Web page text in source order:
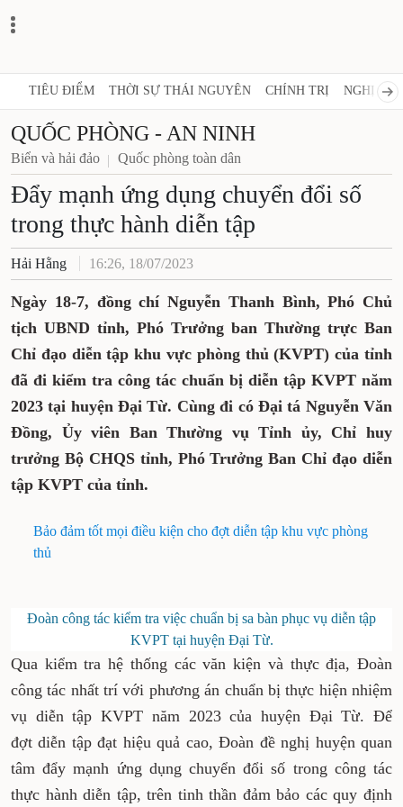
TIÊU ĐIỂM THỜI SỰ THÁI NGUYÊN CHÍNH TRỊ NGHỊ
QUỐC PHÒNG - AN NINH
Biển và hải đảo Quốc phòng toàn dân
Đẩy mạnh ứng dụng chuyển đổi số
trong thực hành diễn tập
Hải Hằng 16:26, 18/07/2023
Ngày 18-7, đồng chí Nguyễn Thanh Bình, Phó Chủ
tịch UBND tỉnh, Phó Trưởng ban Thường trực Ban
Chỉ đạo diễn tập khu vực phòng thủ (KVPT) của tỉnh
đã đi kiểm tra công tác chuẩn bị diễn tập KVPT năm
2023 tại huyện Đại Từ. Cùng đi có Đại tá Nguyễn Văn
Đồng, Ủy viên Ban Thường vụ Tỉnh ủy, Chỉ huy
trưởng Bộ CHQS tỉnh, Phó Trưởng Ban Chỉ đạo diễn
tập KVPT của tỉnh.
Bảo đảm tốt mọi điều kiện cho đợt diễn tập khu vực phòng
thủ
Đoàn công tác kiểm tra việc chuẩn bị sa bàn phục vụ diễn tập
KVPT tại huyện Đại Từ.
Qua kiểm tra hệ thống các văn kiện và thực địa, Đoàn
công tác nhất trí với phương án chuẩn bị thực hiện nhiệm
vụ diễn tập KVPT năm 2023 của huyện Đại Từ. Để
đợt diễn tập đạt hiệu quả cao, Đoàn đề nghị huyện quan
tâm đẩy mạnh ứng dụng chuyển đổi số trong công tác
thực hành diễn tập, trên tinh thần đảm bảo các quy định